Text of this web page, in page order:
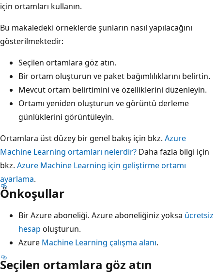
için ortamları kullanın.
Bu makaledeki örneklerde şunların nasıl yapılacağını
gösterilmektedir:
Seçilen ortamlara göz atın.
Bir ortam oluşturun ve paket bağımlılıklarını belirtin.
Mevcut ortam belirtimini ve özelliklerini düzenleyin.
Ortamı yeniden oluşturun ve görüntü derleme
günlüklerini görüntüleyin.
Ortamlara üst düzey bir genel bakış için bkz. Azure
Machine Learning ortamları nelerdir? Daha fazla bilgi için
bkz. Azure Machine Learning için geliştirme ortamı
ayarlama.
Önkoşullar
Bir Azure aboneliği. Azure aboneliğiniz yoksa ücretsiz
hesap oluşturun.
Azure Machine Learning çalışma alanı.
Seçilen ortamlara göz atın